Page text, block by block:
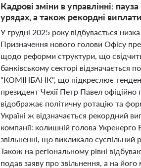
Кадрові зміни в управлінні:
урядах, а також рекордні
У грудні 2025 року відбувається
Призначення нового голови Офісу
щодо реформи структури, що свідчить
банківському секторі відзначається
"КОМІНБАНК", що підкреслює
президент Чехії Петр Павел
відображає політичну ротацію та
Україні ж відзначається рекордний
компанії: колишній голова
звільненні, що викликало
Також на регіональному рівні
подав заяву про звільнення, а на